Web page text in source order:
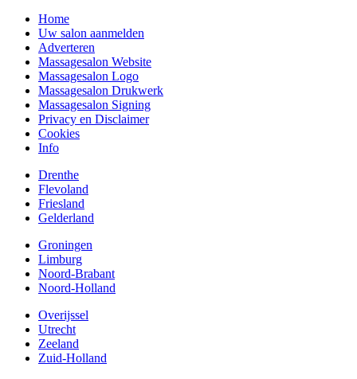
Home
Uw salon aanmelden
Adverteren
Massagesalon Website
Massagesalon Logo
Massagesalon Drukwerk
Massagesalon Signing
Privacy en Disclaimer
Cookies
Info
Drenthe
Flevoland
Friesland
Gelderland
Groningen
Limburg
Noord-Brabant
Noord-Holland
Overijssel
Utrecht
Zeeland
Zuid-Holland